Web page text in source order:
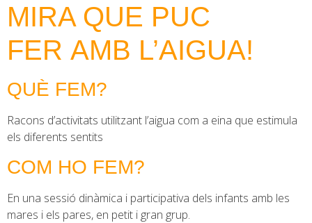
MIRA QUE PUC
FER AMB L’AIGUA!
QUÈ FEM?
Racons d’activitats utilitzant l’aigua com a eina que estimula
els diferents sentits
COM HO FEM?
En una sessió dinàmica i participativa dels infants amb les
mares i els pares, en petit i gran grup.